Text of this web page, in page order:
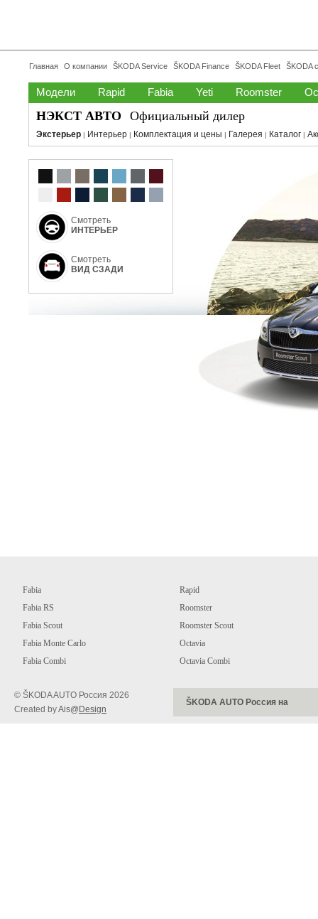
Главная О компании ŠKODA Service ŠKODA Finance ŠKODA Fleet ŠKODA
Модели Rapid Fabia Yeti Roomster
НЭКСТ АВТО Официальный дилер
Экстерьер | Интерьер | Комплектация и цены | Галерея | Каталог |
Смотреть
ИНТЕРЬЕР
Смотреть
ВИД СЗАДИ
Fabia
Fabia RS
Fabia Scout
Fabia Monte Carlo
Fabia Combi
Rapid
Roomster
Roomster Scout
Octavia
Octavia Combi
© ŠKODA AUTO Россия 2026
Created byAis@ Design
ŠKODA AUTO Россия на